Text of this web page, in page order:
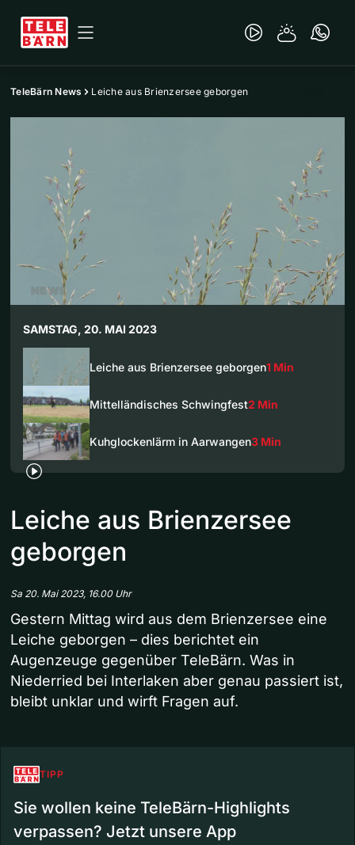
TeleBärn News Leiche aus Brienzersee geborgen
SAMSTAG, 20. MAI 2023
Leiche aus Brienzersee geborgen1 Min
Mittelländisches Schwingfest2 Min
Kuhglockenlärm in Aarwangen3 Min
Leiche aus Brienzersee
geborgen
Sa 20. Mai 2023, 16.00 Uhr
Gestern Mittag wird aus dem Brienzersee eine
Leiche geborgen – dies berichtet ein
Augenzeuge gegenüber TeleBärn. Was in
Niederried bei Interlaken aber genau passiert ist,
bleibt unklar und wirft Fragen auf.
TIPP
Sie wollen keine TeleBärn-Highlights
verpassen? Jetzt unsere App